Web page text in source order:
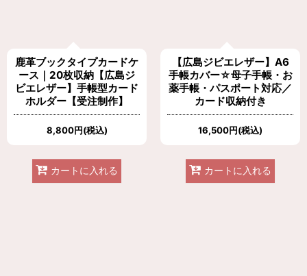
鹿革ブックタイプカードケ
ース｜20枚収納【広島ジ
ビエレザー】手帳型カード
ホルダー【受注制作】
8,800円(税込)
カートに入れる
【広島ジビエレザー】A6
手帳カバー☆母子手帳・お
薬手帳・パスポート対応／
カード収納付き
16,500円(税込)
カートに入れる